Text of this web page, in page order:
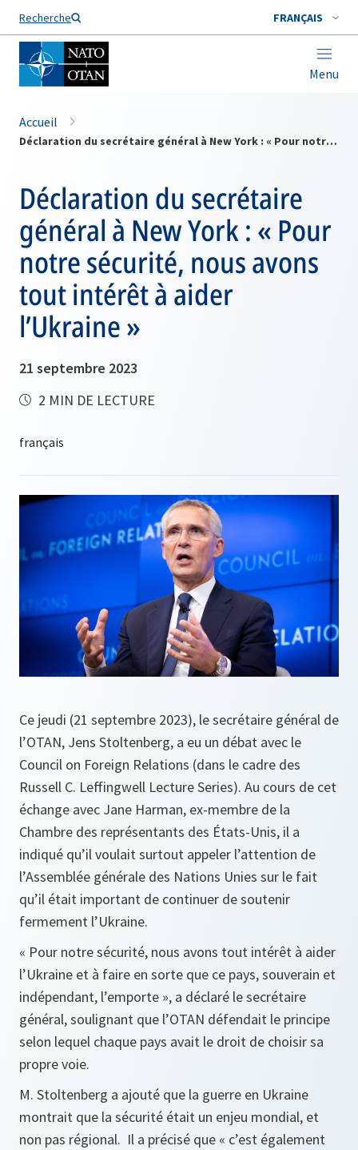
Recherche FRANÇAIS
Menu
Nom de famille*
Accueil
Déclaration du secrétaire général à New York : « Pour notre sécurité, nous avons tout intérêt à aider l’Ukraine »
Déclaration du secrétaire
général à New York : « Pour
notre sécurité, nous avons
tout intérêt à aider
l’Ukraine »
21 septembre 2023
2 MIN DE LECTURE
Ce jeudi (21 septembre 2023), le secrétaire général de
l’OTAN, Jens Stoltenberg, a eu un débat avec le
Council on Foreign Relations (dans le cadre des
Russell C. Leffingwell Lecture Series). Au cours de cet
échange avec Jane Harman, ex-membre de la
Chambre des représentants des États-Unis, il a
indiqué qu’il voulait surtout appeler l’attention de
l’Assemblée générale des Nations Unies sur le fait
qu’il était important de continuer de soutenir
fermement l’Ukraine.
« Pour notre sécurité, nous avons tout intérêt à aider
l’Ukraine et à faire en sorte que ce pays, souverain et
indépendant, l’emporte », a déclaré le secrétaire
général, soulignant que l’OTAN défendait le principe
selon lequel chaque pays avait le droit de choisir sa
propre voie.
M. Stoltenberg a ajouté que la guerre en Ukraine
montrait que la sécurité était un enjeu mondial, et
non pas régional. Il a précisé que « c’est également